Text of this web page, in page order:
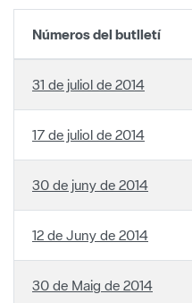
Números del butlletí
31 de juliol de 2014
17 de juliol de 2014
30 de juny de 2014
12 de Juny de 2014
30 de Maig de 2014